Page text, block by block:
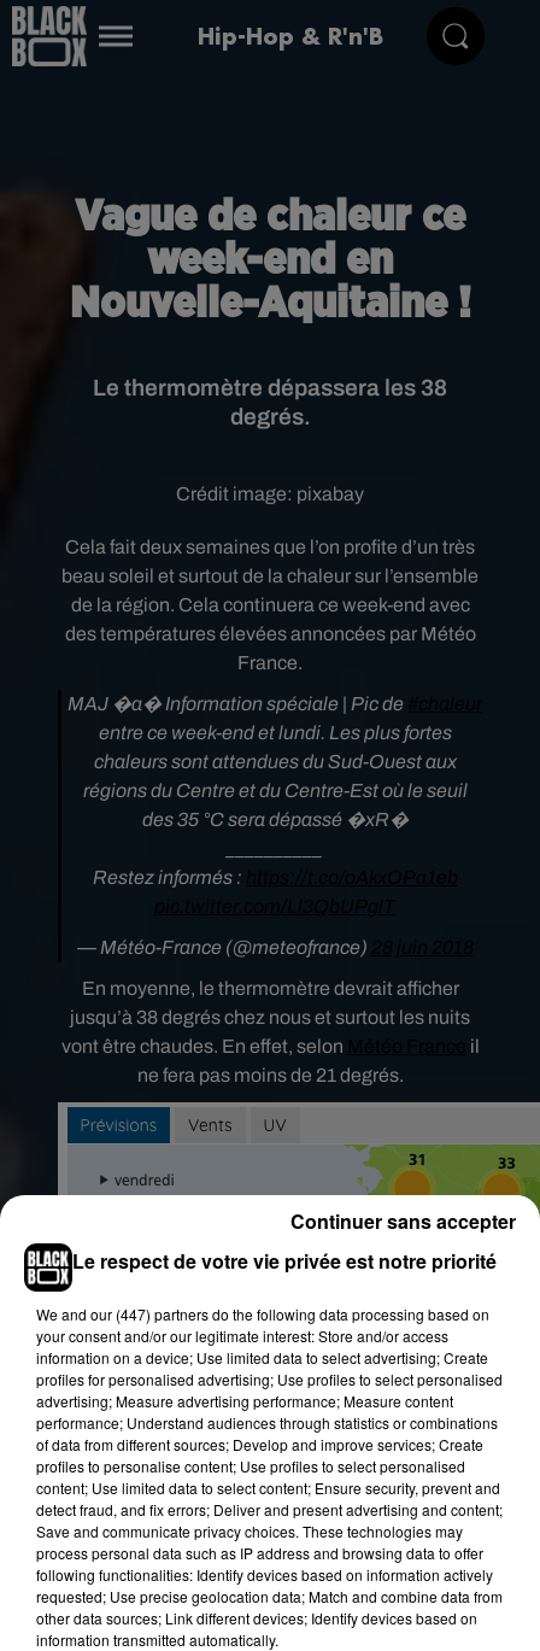
Hip-Hop & R'n'B
Vague de chaleur ce
week-end en
Nouvelle-Aquitaine !
Le thermomètre dépassera les 38
degrés.
Crédit image: pixabay
Cela fait deux semaines que l’on profite d’un très
beau soleil et surtout de la chaleur sur l’ensemble
de la région. Cela continuera ce week-end avec
des températures élevées annoncées par Météo
France.
MAJ �a� Information spéciale | Pic de
entre ce week-end et lundi. Les plus fortes
chaleurs sont attendues du Sud-Ouest aux
régions du Centre et du Centre-Est où le seuil
des 35 °C sera dépassé �xR�
Restez informés :
https://t.co/oAkxOPa1eb
pic.twitter.com/Ll3QbUPglT
— Météo-France (@meteofrance) 28 juin 2018
En moyenne, le thermomètre devrait afficher
jusqu’à 38 degrés chez nous et surtout les nuits
vont être chaudes. En effet, selon
il
ne fera pas moins de 21 degrés.
Le respect de votre vie privée est notre priorité
We and our (447) partnersdo the following data processing based on
your consent and/or our legitimate interest: Store and/or access
information on a device; Use limited data to select advertising; Create
profiles for personalised advertising; Use profiles to select personalised
advertising; Measure advertising performance; Measure content
performance; Understand audiences through statistics or combinations
of data from different sources; Develop and improve services; Create
profiles to personalise content; Use profiles to select personalised
content; Use limited data to select content; Ensure security, prevent and
detect fraud, and fix errors; Deliver and present advertising and content;
Save and communicate privacy choices. These technologies may
process personal data such as IP address and browsing data to offer
following functionalities: Identify devices based on information actively
requested; Use precise geolocation data; Match and combine data from
other data sources; Link different devices; Identify devices based on
information transmitted automatically.
Continuer sans accepter